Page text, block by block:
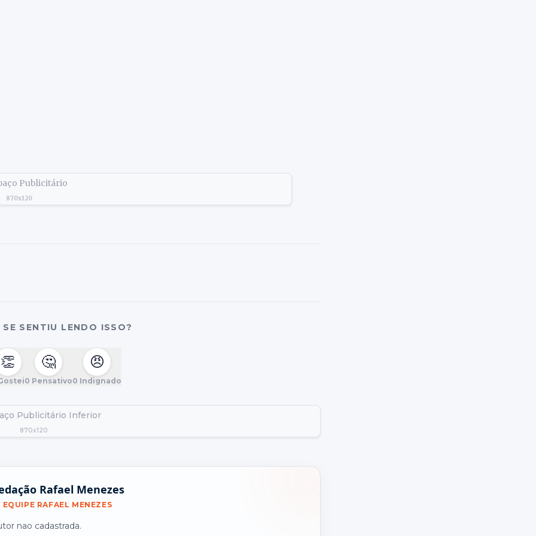
Publicitário
870x120
SENTIU LENDO ISSO?
👏 🤔
0 Pensativo
😠
0 Indignado
Publicitário Inferior
870x120
Rafael Menezes
EQUIPE RAFAEL MENEZES
nao cadastrada.